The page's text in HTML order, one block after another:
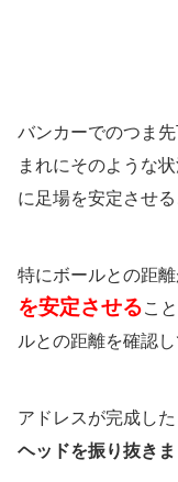
バンカーでのつま
まれにそのような
に足場を安定させ
特にボールとの距
を安定させるこ
ルとの距離を確認
アドレスが完成した
ヘッドを振り抜きま